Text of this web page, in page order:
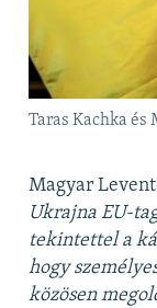
Taras Kachka és
Magyar
Ukrajna EU-
tekintettel a
hogy
közösen